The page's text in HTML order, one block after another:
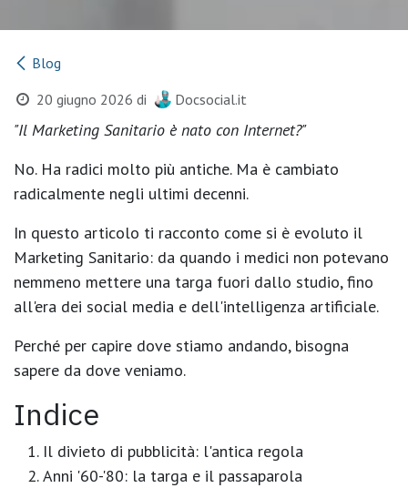
Blog
20 giugno 2026 di Docsocial.it
"Il Marketing Sanitario è nato con Internet?"
No. Ha radici molto più antiche. Ma è cambiato
radicalmente negli ultimi decenni.
In questo articolo ti racconto come si è evoluto il
Marketing Sanitario: da quando i medici non potevano
nemmeno mettere una targa fuori dallo studio, fino
all'era dei social media e dell'intelligenza artificiale.
Perché per capire dove stiamo andando, bisogna
sapere da dove veniamo.
Indice
Il divieto di pubblicità: l'antica regola
Anni '60-'80: la targa e il passaparola